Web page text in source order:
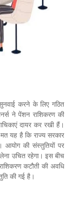
करने के लिए गठित
ने पेंशन राशिकरण की
दायर कर रखी हैं।
मत यह है कि राज्य सरकार
आयोग की संस्तुतियों पर
उचित रहेगा। इस बीच
कटौती की अवधि
की गई है।